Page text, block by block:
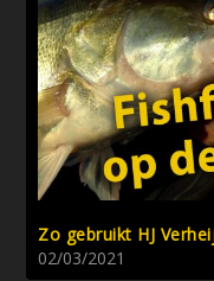
Zo gebruikt HJ
02/03/2021